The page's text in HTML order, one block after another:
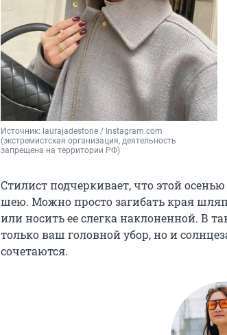
Источник: laurajadestone / Instagram.com
(экстремистская организация, деятельность
запрещена на территории РФ)
Стилист подчеркивает, что этой
шею. Можно просто загибать края
или носить ее слегка наклоненной. В
только ваш головной убор, но и
сочетаются.